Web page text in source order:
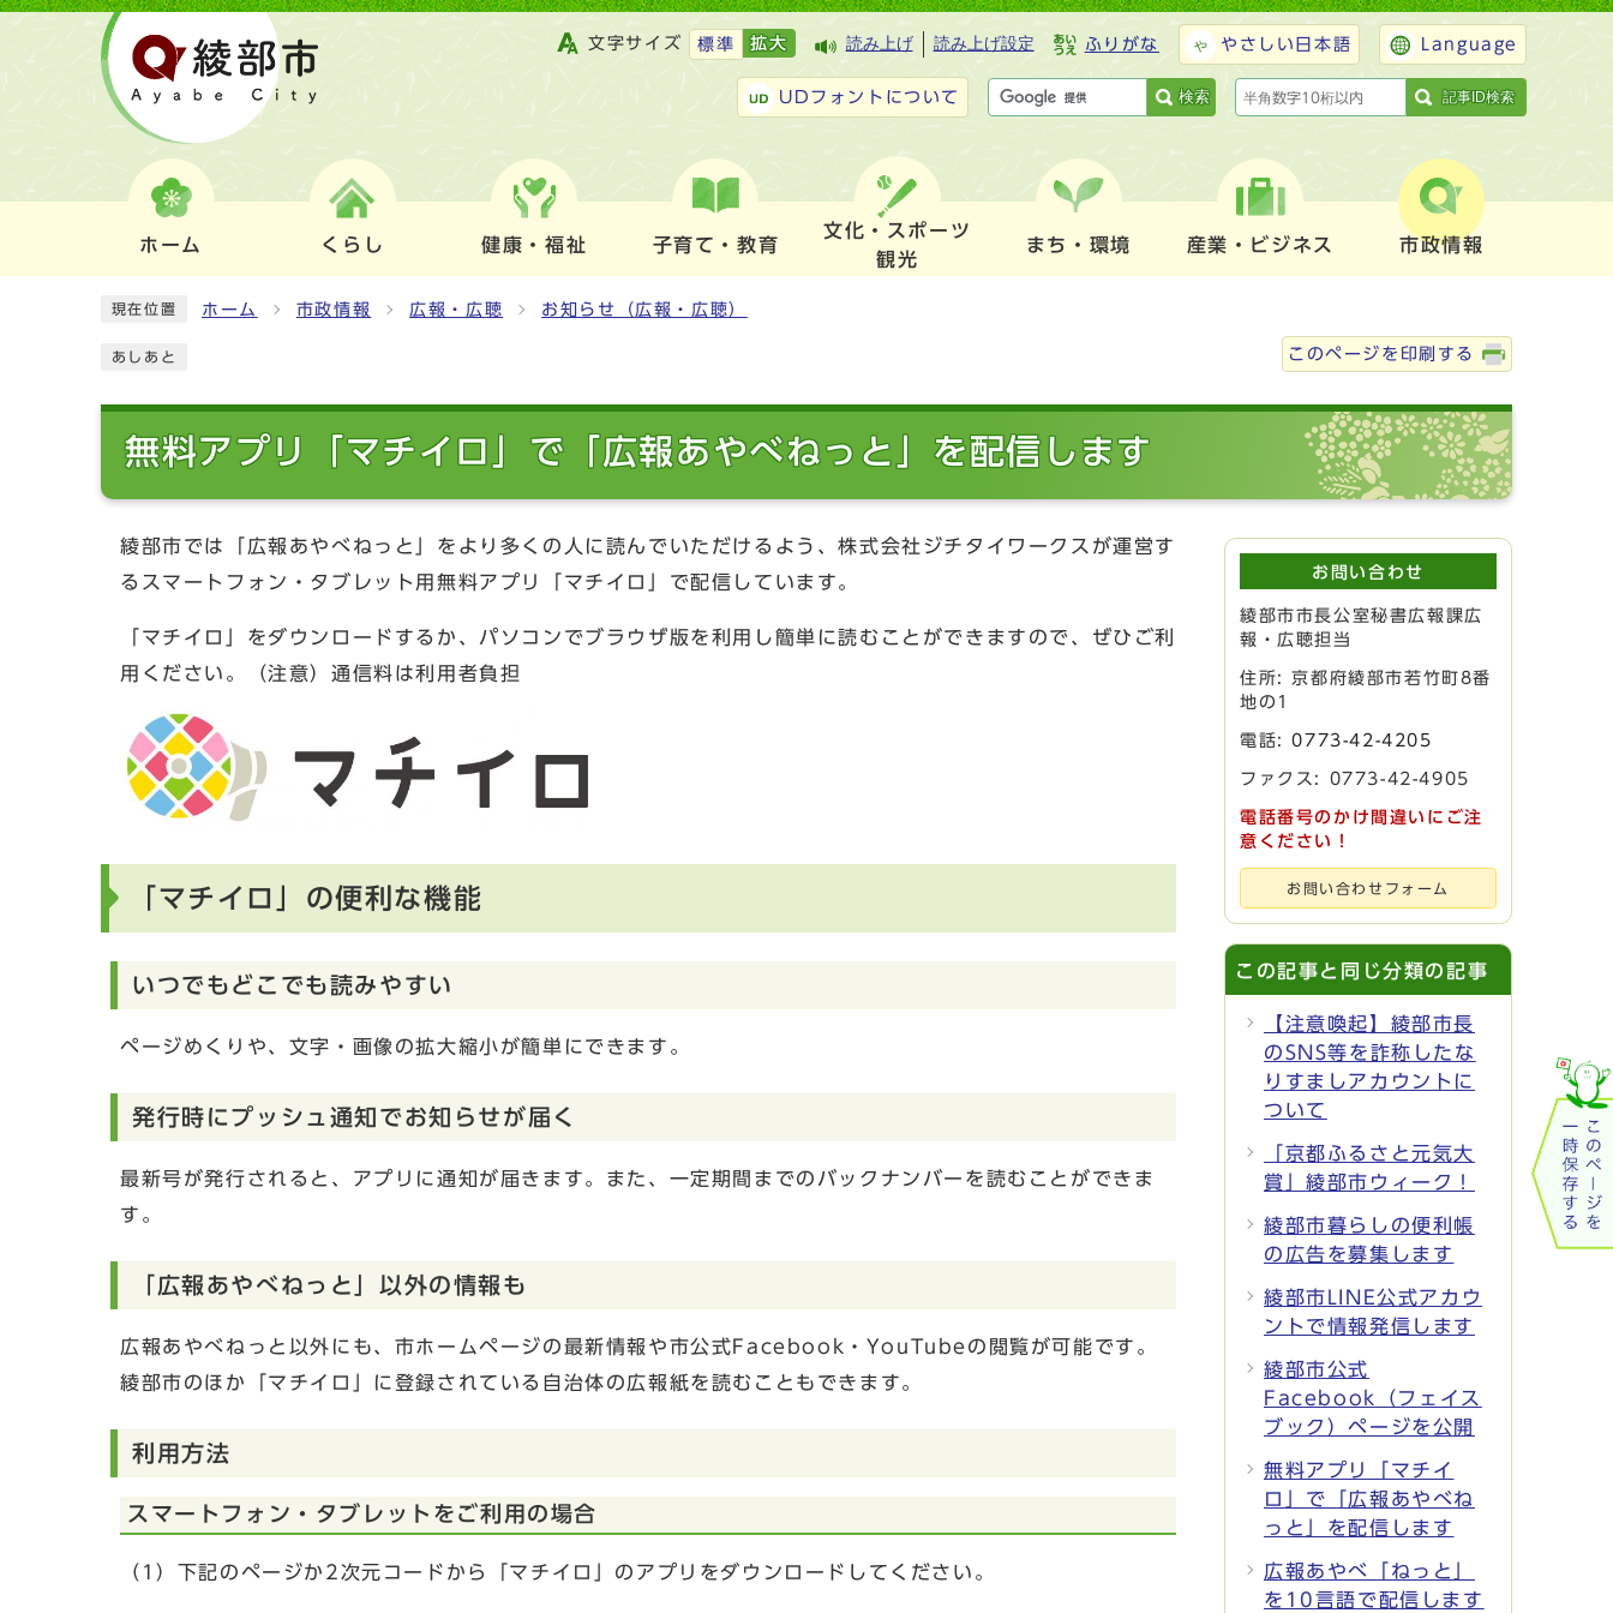
文字サイズ 標準 拡大 読み上げ 読み上げ設定 ふりがな やさしい日本語 Language
UDフォントについて 検索 記事ID検索
ホーム くらし 健康・福祉 子育て・教育
文化・スポーツ
観光
まち・環境 産業・ビジネス 市政情報
現在位置 ホーム 市政情報 広報・広聴 お知らせ（広報・広聴）
あしあと このページを印刷する
無料アプリ「マチイロ」で「広報あやべねっと」を配信します
綾部市では「広報あやべねっと」をより多くの人に読んでいただけるよう、株式会社ジチタイワークスが運営す
るスマートフォン・タブレット用無料アプリ「マチイロ」で配信しています。
「マチイロ」をダウンロードするか、パソコンでブラウザ版を利用し簡単に読むことができますので、ぜひご利
用ください。（注意）通信料は利用者負担
「マチイロ」の便利な機能
いつでもどこでも読みやすい
ページめくりや、文字・画像の拡大縮小が簡単にできます。
発行時にプッシュ通知でお知らせが届く
最新号が発行されると、アプリに通知が届きます。また、一定期間までのバックナンバーを読むことができま
す。
「広報あやべねっと」以外の情報も
広報あやべねっと以外にも、市ホームページの最新情報や市公式Facebook・YouTubeの閲覧が可能です。
綾部市のほか「マチイロ」に登録されている自治体の広報紙を読むこともできます。
利用方法
スマートフォン・タブレットをご利用の場合
（1）下記のページか2次元コードから「マチイロ」のアプリをダウンロードしてください。
お問い合わせ
綾部市市長公室秘書広報課広
報・広聴担当
住所: 京都府綾部市若竹町8番
地の1
電話:0773-42-4205
ファクス: 0773-42-4905
電話番号のかけ間違いにご注
意ください！
お問い合わせフォーム
この記事と同じ分類の記事
【注意喚起】綾部市長
のSNS等を詐称したな
りすましアカウントに
ついて
「京都ふるさと元気大
賞」綾部市ウィーク！
綾部市暮らしの便利帳
の広告を募集します
綾部市LINE公式アカウ
ントで情報発信します
綾部市公式
Facebook（フェイス
ブック）ページを公開
無料アプリ「マチイ
ロ」で「広報あやべね
っと」を配信します
広報あやべ「ねっと」
を10言語で配信します